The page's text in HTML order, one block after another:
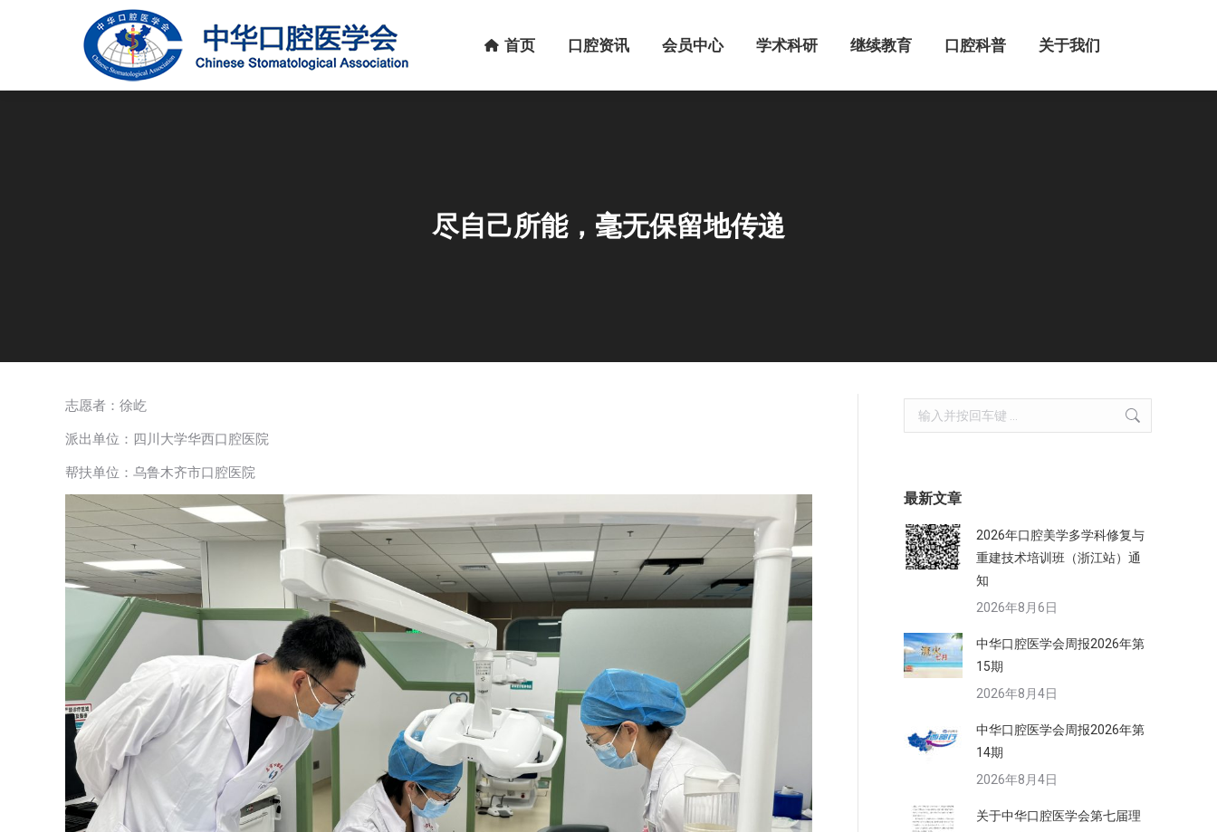
首页 口腔资讯 会员中心 学术科研 继续教育 口腔科普 关于我们
尽自己所能，毫无保留地传递
志愿者：徐屹
派出单位：四川大学华西口腔医院
帮扶单位：乌鲁木齐市口腔医院
Search:
最新文章
2026年口腔美学多学科修复与
重建技术培训班（浙江站）通
知
2026年8月6日
中华口腔医学会周报2026年第
15期
2026年8月4日
中华口腔医学会周报2026年第
14期
2026年8月4日
关于中华口腔医学会第七届理